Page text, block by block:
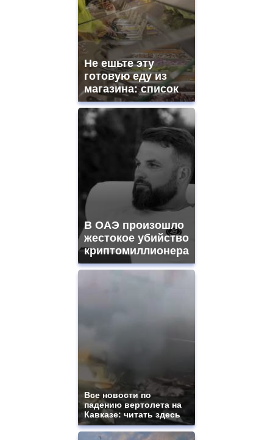
Не ешьте эту
готовую еду из
магазина: список
В ОАЭ произошло
жестокое убийство
криптомиллионера
Все новости по
падению вертолета на
Кавказе: читать здесь